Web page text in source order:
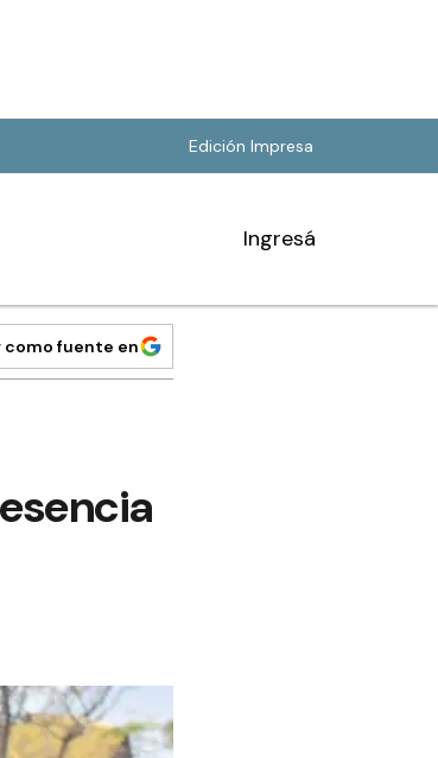
Edición Impresa
Ingresá
como fuente en